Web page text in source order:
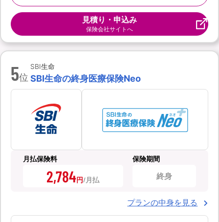
見積り・申込み
保険会社サイトへ
5位
SBI生命
SBI生命の終身医療保険Neo
月払保険料
2,784円
保険期間
終身
プランの中身を見る